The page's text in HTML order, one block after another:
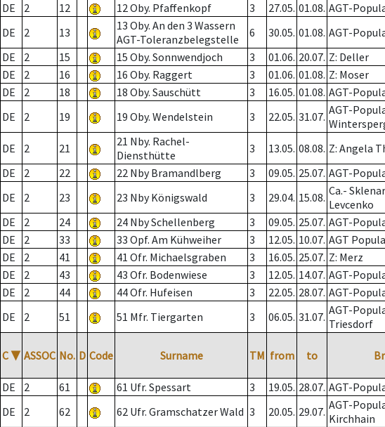
DE
2 12 12 Oby. Pfaffenkopf 3 27.05. 01.08. AGT-
DE
2 13
13 Oby. An den 3 Wassern
AGT-Toleranzbelegstelle
6 30.05. 01.08. AGT-
DE
2 15 15 Oby. Sonnwendjoch 3 01.06. 20.07. Z: Deller
DE
2 16 16 Oby. Raggert 3 01.06. 01.08. Z: Moser
DE
2 18 18 Oby. Sauschütt 3 16.05. 01.08. AGT-
DE
2 19 19 Oby. Wendelstein 3 22.05. 31.07. AGT-
DE 2 21
21 Nby. Rachel-
Diensthütte
3 13.05. 08.08. Z: Angela
DE
2 22 22 Nby Bramandlberg 3 09.05. 25.07. AGT-
DE
2 23 23 Nby Königswald 3 29.04. 15.08. Ca.-
Levcenko
DE
2 24 24 Nby Schellenberg 3 09.05. 25.07. AGT-
DE
2 33 33 Opf. Am Kühweiher 3 12.05. 10.07. AGT
DE
2 41 41 Ofr. Michaelsgraben 3 16.05. 25.07. Z: Merz
DE
2 43 43 Ofr. Bodenwiese 3 12.05. 14.07. AGT-
DE
2 44 44 Ofr. Hufeisen 3 22.05. 28.07. AGT-
DE
2 51 51 Mfr. Tiergarten 3 06.05. 31.07. AGT-
Triesdorf
C ▼ ASSOC No. D Code Surname TM from to
DE
2 61 61 Ufr. Spessart 3 19.05. 28.07. AGT-
DE
2 62 62 Ufr. Gramschatzer Wald 3 20.05. 29.07. AGT-
Kirchhain